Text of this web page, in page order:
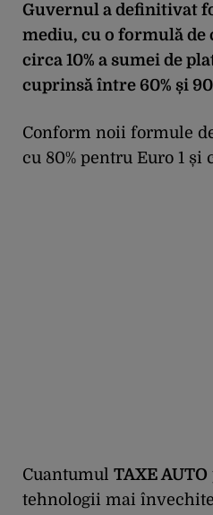
Guvernul a definitivat
mediu, cu o formulă de
circa 10% a sumei de
cuprinsă între 60% și
Conform noii formule
cu 80% pentru Euro 1 și
Cuantumul TAXE AUTO
tehnologii mai